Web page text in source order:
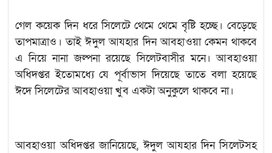
গেল কয়েক দিন ধরে সিলেটে থেমে থেমে বৃষ্টি হচ্ছে। বেড়েছে
তাপমাত্রাও। তাই ঈদুল আযহার দিন আবহাওয়া কেমন থাকবে
এ নিয়ে নানা জল্পনা রয়েছে সিলেটবাসীর মনে। আবহাওয়া
অধিদপ্তর ইতোমধ্যে যে পূর্বাভাস দিয়েছে তাতে বলা হয়েছে
ঈদে সিলেটের আবহাওয়া খুব একটা অনুকুলে থাকবে না।
আবহাওয়া অধিদপ্তর জানিয়েছে, ঈদুল আযহার দিন সিলেটসহ